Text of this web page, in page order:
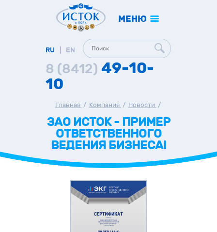
МЕНЮ
8 (8412) 49-10-
10
RU EN
Главная / Компания / Новости /
ЗАО ИСТОК - ПРИМЕР
ОТВЕТСТВЕННОГО
ВЕДЕНИЯ БИЗНЕСА!